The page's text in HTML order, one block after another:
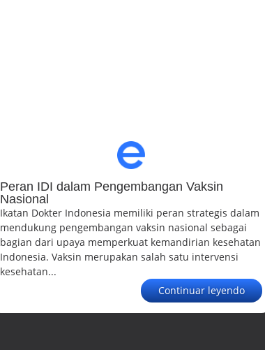
Peran IDI dalam Pengembangan Vaksin
Nasional
Ikatan Dokter Indonesia memiliki peran strategis dalam
mendukung pengembangan vaksin nasional sebagai
bagian dari upaya memperkuat kemandirian kesehatan
Indonesia. Vaksin merupakan salah satu intervensi
kesehatan...
Continuar leyendo